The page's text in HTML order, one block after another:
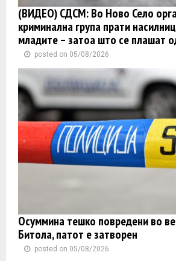
(ВИДЕО) СДСМ: Во Ново Село
криминална група прати
младите – затоа што се плашат
posted on 05/08/2026
Осуммина тешко повредени во
Битола, патот е затворен
posted on 05/08/2026